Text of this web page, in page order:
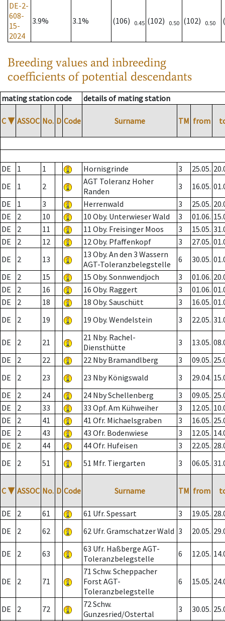
DE-2-
608-
15-
2024
3.9% 3.1% (106) 0.45 (102) 0.50 (102) 0.50
Breeding values and inbreeding
coefficients of potential descendants
mating station code details of mating station
C ▼ ASSOC No. D Code Surname TM from
DE 1 1 Hornisgrinde 3 25.05.
DE
1 2
AGT Toleranz Hoher
Randen
3 16.05.
DE
1 3 Herrenwald 3 25.05.
DE
2 10 10 Oby. Unterwieser Wald 3 01.06.
DE
2 11 11 Oby. Freisinger Moos 3 15.05.
DE
2 12 12 Oby. Pfaffenkopf 3 27.05.
DE
2 13
13 Oby. An den 3 Wassern
AGT-Toleranzbelegstelle
6 30.05.
DE
2 15 15 Oby. Sonnwendjoch 3 01.06.
DE
2 16 16 Oby. Raggert 3 01.06.
DE
2 18 18 Oby. Sauschütt 3 16.05.
DE
2 19 19 Oby. Wendelstein 3 22.05.
DE 2 21
21 Nby. Rachel-
Diensthütte
3 13.05.
DE
2 22 22 Nby Bramandlberg 3 09.05.
DE
2 23 23 Nby Königswald 3 29.04.
DE
2 24 24 Nby Schellenberg 3 09.05.
DE
2 33 33 Opf. Am Kühweiher 3 12.05.
DE
2 41 41 Ofr. Michaelsgraben 3 16.05.
DE
2 43 43 Ofr. Bodenwiese 3 12.05.
DE
2 44 44 Ofr. Hufeisen 3 22.05.
DE
2 51 51 Mfr. Tiergarten 3 06.05.
C ▼ ASSOC No. D Code Surname TM from
DE 2 61 61 Ufr. Spessart 3 19.05.
DE
2 62 62 Ufr. Gramschatzer Wald 3 20.05.
DE 2 63
63 Ufr. Haßberge AGT-
Toleranzbelegstelle
6 12.05.
DE 2 71
71 Schw. Scheppacher
Forst AGT-
Toleranzbelegstelle
6 15.05.
DE 2 72
72 Schw.
Gunzesried/Ostertal
3 30.05.